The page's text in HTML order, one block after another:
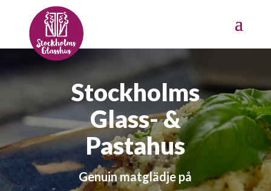
Stockholms
Glass- &
Pastahus
Genuin matglädje på